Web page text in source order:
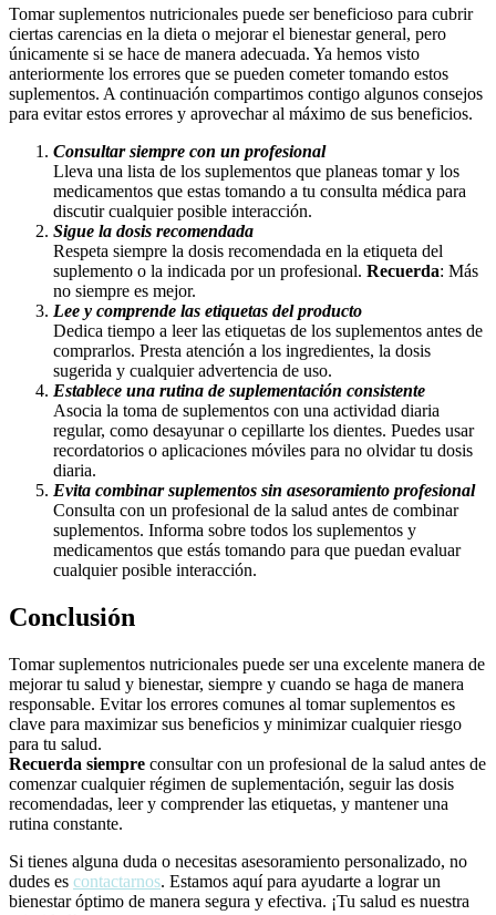
Tomar suplementos nutricionales puede ser beneficioso para cubrir
ciertas carencias en la dieta o mejorar el bienestar general, pero
únicamente si se hace de manera adecuada. Ya hemos visto
anteriormente los errores que se pueden cometer tomando estos
suplementos. A continuación compartimos contigo algunos consejos
para evitar estos errores y aprovechar al máximo de sus beneficios.
Consultar siempre con un profesional
Lleva una lista de los suplementos que planeas tomar y los
medicamentos que estas tomando a tu consulta médica para
discutir cualquier posible interacción.
Sigue la dosis recomendada
Respeta siempre la dosis recomendada en la etiqueta del
suplemento o la indicada por un profesional. Recuerda: Más
no siempre es mejor.
Lee y comprende las etiquetas del producto
Dedica tiempo a leer las etiquetas de los suplementos antes de
comprarlos. Presta atención a los ingredientes, la dosis
sugerida y cualquier advertencia de uso.
Establece una rutina de suplementación consistente
Asocia la toma de suplementos con una actividad diaria
regular, como desayunar o cepillarte los dientes. Puedes usar
recordatorios o aplicaciones móviles para no olvidar tu dosis
diaria.
Evita combinar suplementos sin asesoramiento profesional
Consulta con un profesional de la salud antes de combinar
suplementos. Informa sobre todos los suplementos y
medicamentos que estás tomando para que puedan evaluar
cualquier posible interacción.
Conclusión
Tomar suplementos nutricionales puede ser una excelente manera de
mejorar tu salud y bienestar, siempre y cuando se haga de manera
responsable. Evitar los errores comunes al tomar suplementos es
clave para maximizar sus beneficios y minimizar cualquier riesgo
para tu salud.
Recuerda siempre consultar con un profesional de la salud antes de
comenzar cualquier régimen de suplementación, seguir las dosis
recomendadas, leer y comprender las etiquetas, y mantener una
rutina constante.
Si tienes alguna duda o necesitas asesoramiento personalizado, no
dudes es contactarnos. Estamos aquí para ayudarte a lograr un
bienestar óptimo de manera segura y efectiva. ¡Tu salud es nuestra